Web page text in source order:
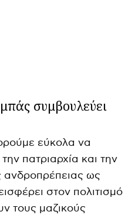
συμβουλεύει
εύκολα να
πατριαρχία και την
ανδροπρέπειας ως
στον πολιτισμό
τους μαζικούς